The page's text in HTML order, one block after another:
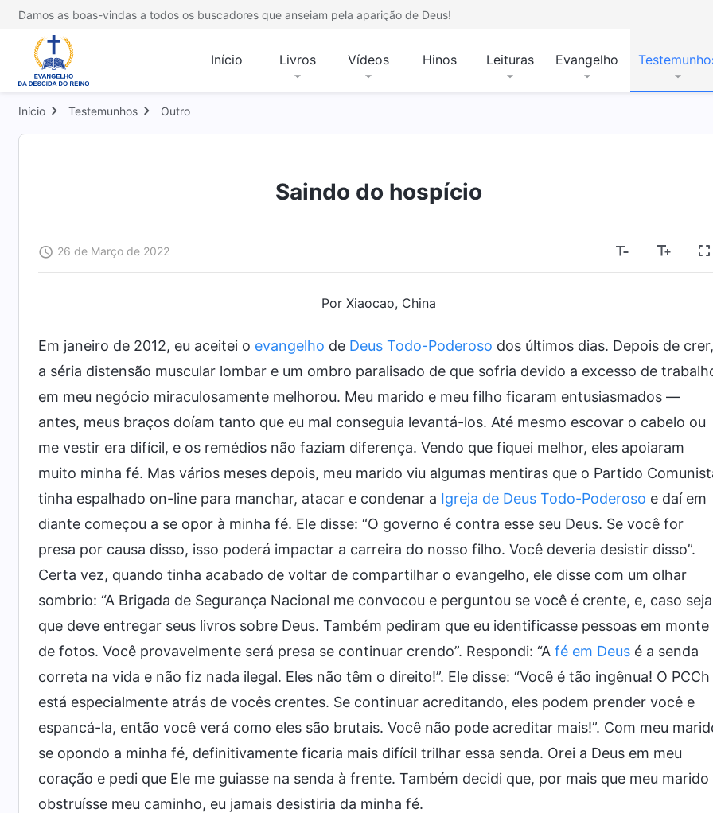
Damos as boas-vindas a todos os buscadores que anseiam pela aparição de Deus!
Início Livros Vídeos Hinos Leituras Evangelho
Início Testemunhos Outro
Saindo do hospício
26 de Março de 2022
Por Xiaocao, China
Em janeiro de 2012, eu aceitei o evangelho de Deus Todo-Poderoso dos últimos dias. Depois de crer,
a séria distensão muscular lombar e um ombro paralisado de que sofria devido a excesso de
em meu negócio miraculosamente melhorou. Meu marido e meu filho ficaram entusiasmados —
antes, meus braços doíam tanto que eu mal conseguia levantá-los. Até mesmo escovar o cabelo ou
me vestir era difícil, e os remédios não faziam diferença. Vendo que fiquei melhor, eles apoiaram
muito minha fé. Mas vários meses depois, meu marido viu algumas mentiras que o Partido
tinha espalhado on-line para manchar, atacar e condenar a Igreja de Deus Todo-Poderoso e daí em
diante começou a se opor à minha fé. Ele disse: “O governo é contra esse seu Deus. Se você for
presa por causa disso, isso poderá impactar a carreira do nosso filho. Você deveria desistir disso”.
Certa vez, quando tinha acabado de voltar de compartilhar o evangelho, ele disse com um olhar
sombrio: “A Brigada de Segurança Nacional me convocou e perguntou se você é crente, e, caso
que deve entregar seus livros sobre Deus. Também pediram que eu identificasse pessoas em monte
de fotos. Você provavelmente será presa se continuar crendo”. Respondi: “A fé em Deus é a senda
correta na vida e não fiz nada ilegal. Eles não têm o direito!”. Ele disse: “Você é tão ingênua! O PCCh
está especialmente atrás de vocês crentes. Se continuar acreditando, eles podem prender você e
espancá-la, então você verá como eles são brutais. Você não pode acreditar mais!”. Com meu
se opondo a minha fé, definitivamente ficaria mais difícil trilhar essa senda. Orei a Deus em meu
coração e pedi que Ele me guiasse na senda à frente. Também decidi que, por mais que meu marido
obstruísse meu caminho, eu jamais desistiria da minha fé.